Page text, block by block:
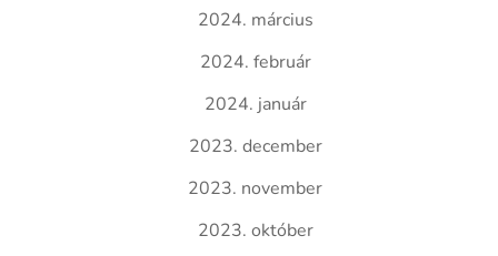
2024. március
2024. február
2024. január
2023. december
2023. november
2023. október